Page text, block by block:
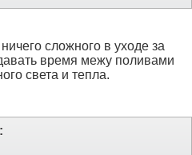
сложного в уходе за
время межу поливами
света и тепла.